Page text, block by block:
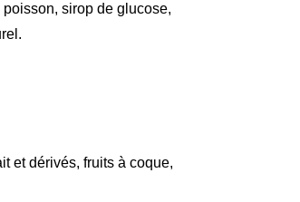
sirop de glucose,
et dérivés, fruits à coque,